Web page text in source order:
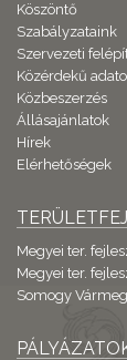
Köszöntő
Szabályzataink
Szervezeti
Közérdekű
Közbeszerzés
Állásajánlatok
Hírek
Elérhetőségek
Megyei ter.
Megyei ter.
Somogy